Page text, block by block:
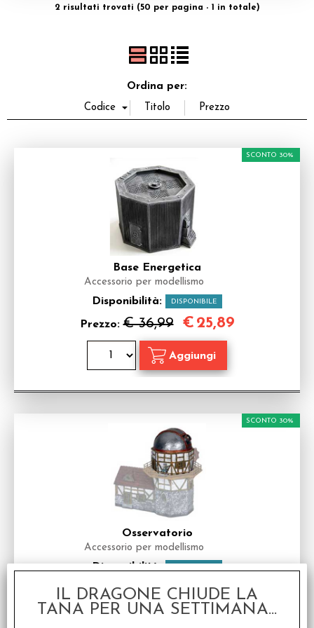
Accessori2 risultati trovati (50 per pagina - 1 in totale)
Ordina per:
Base Energetica
Accessorio per modellismo
Disponibilità: DISPONIBILE
Prezzo:€ 36,99
SCONTO 30%
€ 25,89
Osservatorio
Accessorio per modellismo
Disponibilità:
Prezzo:€ 24,99
SCONTO 30%
€ 17,49
IL DRAGONE CHIUDE LA
TANA PER UNA SETTIMANA...